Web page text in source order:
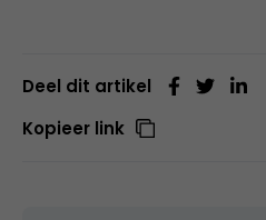
Deel dit artikel
Kopieer link